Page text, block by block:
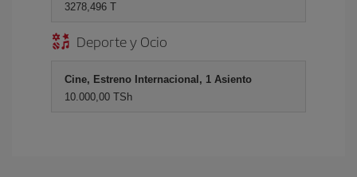
3278,496 T
Deporte y Ocio
Cine, Estreno Internacional, 1 Asiento
10.000,00 TSh